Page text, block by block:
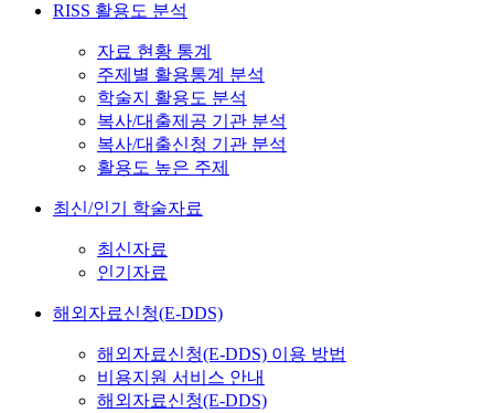
RISS 활용도 분석
자료 현황 통계
주제별 활용통계 분석
학술지 활용도 분석
복사/대출제공 기관 분석
복사/대출신청 기관 분석
활용도 높은 주제
최신/인기 학술자료
최신자료
인기자료
해외자료신청(E-DDS)
해외자료신청(E-DDS) 이용 방법
비용지원 서비스 안내
해외자료신청(E-DDS)